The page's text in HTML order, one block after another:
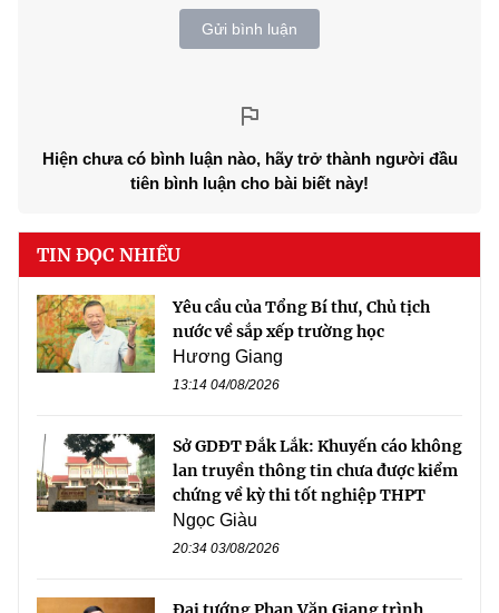
Gửi bình luận
Hiện chưa có bình luận nào, hãy trở thành người đầu
tiên bình luận cho bài biết này!
TIN ĐỌC NHIỀU
Yêu cầu của Tổng Bí thư, Chủ tịch
nước về sắp xếp trường học
Hương Giang
13:14 04/08/2026
Sở GDĐT Đắk Lắk: Khuyến cáo không
lan truyền thông tin chưa được kiểm
chứng về kỳ thi tốt nghiệp THPT
Ngọc Giàu
20:34 03/08/2026